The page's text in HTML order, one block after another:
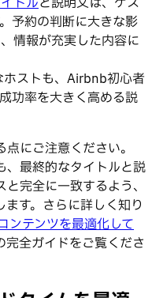
予約の判断に大きな影
情報が充実した内容に
ホストも、Airbnb初心者
功率を大きく高める説
にご注意ください。
、最終的なタイトルと説
完全に一致するよう、
す。さらに詳しく知り
ンテンツを最適化して
完全ガイドをご覧くださ